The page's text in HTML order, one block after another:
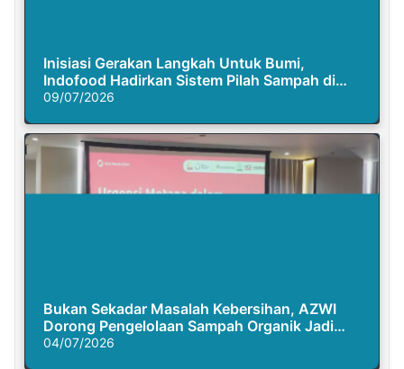
Inisiasi Gerakan Langkah Untuk Bumi,
Indofood Hadirkan Sistem Pilah Sampah di
Semasa Piknik
09/07/2026
Bukan Sekadar Masalah Kebersihan, AZWI
Dorong Pengelolaan Sampah Organik Jadi
Solusi Krisis Iklim
04/07/2026